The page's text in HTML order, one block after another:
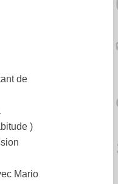
de
)
Mario